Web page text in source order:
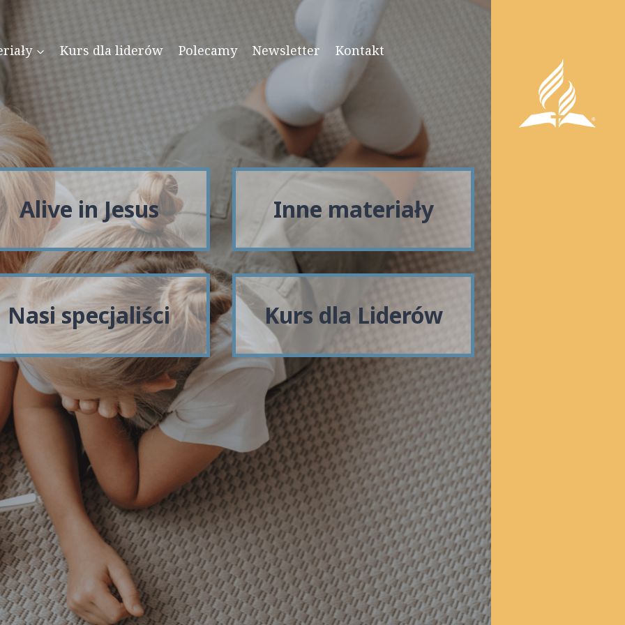
Kurs dla liderów Polecamy Newsletter Kontakt
Alive in Jesus Inne materiały
Nasi specjaliści Kurs dla Liderów